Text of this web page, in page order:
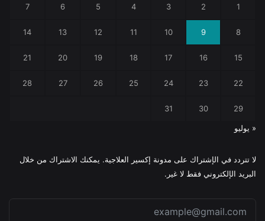
1
2
3
4
5
6
7
8
9
10
11
12
13
14
15
16
17
18
19
20
21
22
23
24
25
26
27
28
29
30
31
« يوليو
لا تتردد في الإشتراك على مدونة إكسير العلاجية. يمكنك الاشتراك من خلال
البريد الإلكتروني فقط لا غير.